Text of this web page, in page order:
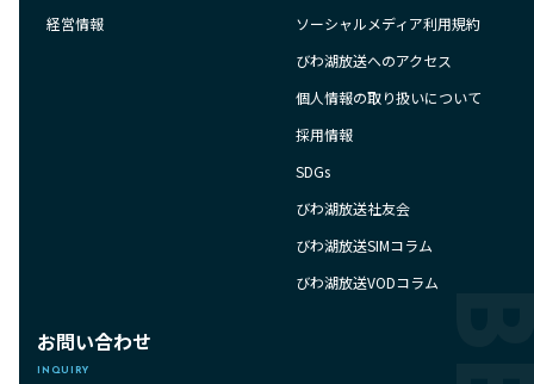
経営情報
ソーシャルメディア利用規約
びわ湖放送へのアクセス
個人情報の取り扱いについて
採用情報
SDGs
びわ湖放送社友会
びわ湖放送SIMコラム
びわ湖放送VODコラム
お問い合わせ
INQUIRY